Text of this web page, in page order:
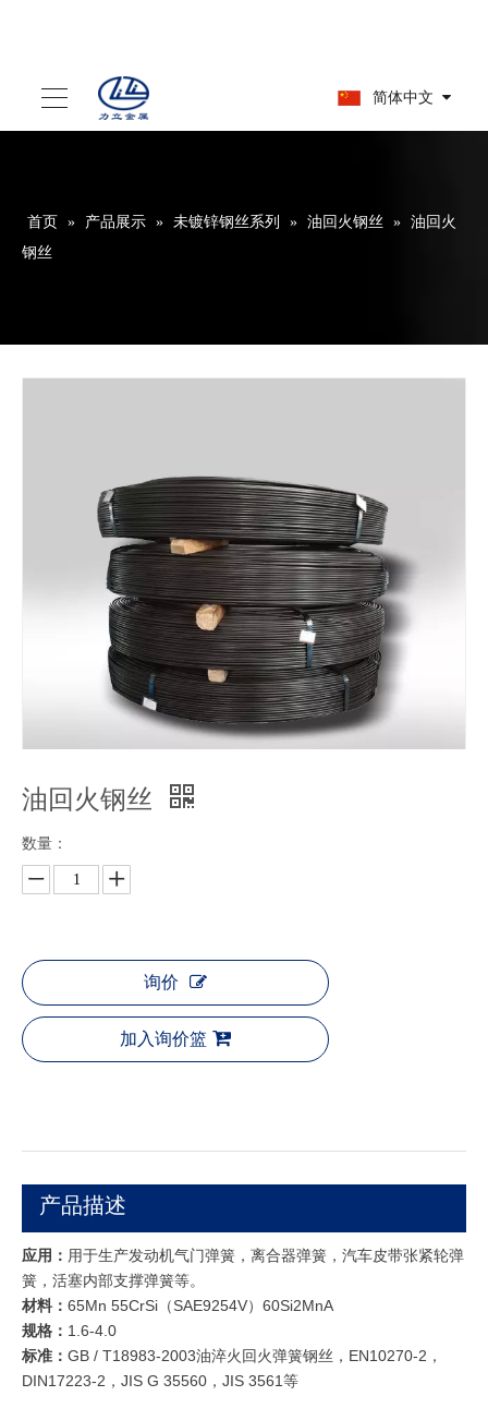
简体中文
首页 » 产品展示 » 未镀锌钢丝系列 » 油回火钢丝 » 油回火
钢丝
油回火钢丝
数量：
询价
加入询价篮
产品描述
应用： 用于生产发动机气门弹簧，离合器弹簧，汽车皮带张紧轮弹
簧，活塞内部支撑弹簧等。
材料： 65Mn 55CrSi（SAE9254V）60Si2MnA
规格： 1.6-4.0
标准： GB / T18983-2003油淬火回火弹簧钢丝，EN10270-2，
DIN17223-2，JIS G 35560，JIS 3561等